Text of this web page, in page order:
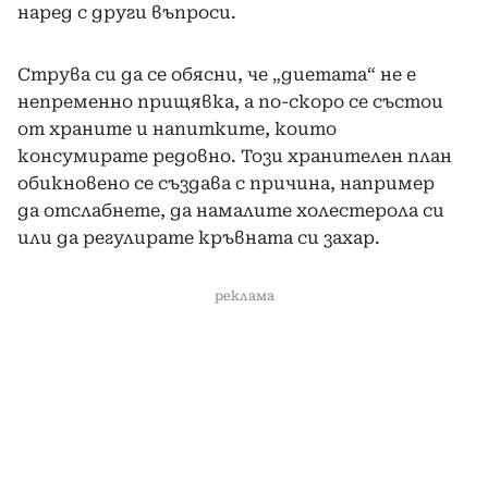
наред с други въпроси.
Струва си да се обясни, че „диетата“ не е
непременно прищявка, а по-скоро се състои
от храните и напитките, които
консумирате редовно. Този хранителен план
обикновено се създава с причина, например
да отслабнете, да намалите холестерола си
или да регулирате кръвната си захар.
реклама